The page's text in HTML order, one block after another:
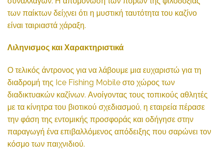
των παίκτων δείχνει ότι η μυστική ταυτότητα του καζίνο
είναι ταιριαστά χάραξη.
Λιληνισμος και Χαρακτηριστικά
Ο τελικός άντρονος για να λάβουμε μια ευχαριστώ για τη
διαδρομή της Ice Fishing Mobile στο χώρος των
διαδικτυακών καζίνων. Ανοίγοντας τους τοπικούς αθλητές
με τα κίνητρα του βιοτικού σχεδιασμού, η εταιρεία πέρασε
την φάση της εντομικής προσφοράς και οδήγησε στην
παραγωγή ένα επιβαλλόμενος απόδειξης που σαρώνει τον
κόσμο των παιχνιδιού.